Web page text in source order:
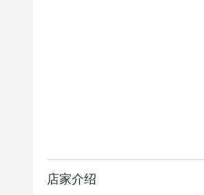
店家介绍